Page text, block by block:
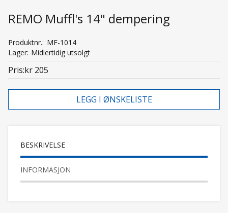
REMO Muffl's 14" dempering
Produktnr. MF-1014
Lager Midlertidig utsolgt
Pris kr 205
LEGG I ØNSKELISTE
BESKRIVELSE
INFORMASJON